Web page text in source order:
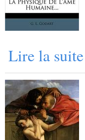
Lire la suite